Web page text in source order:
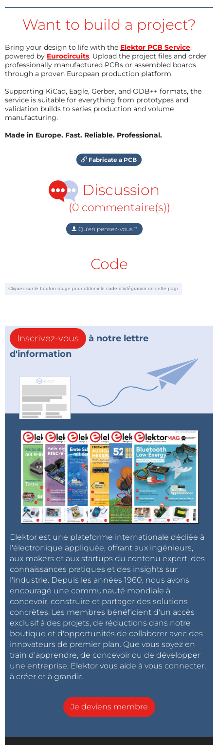
Want to build a project?
Bring your design to life with the Elektor PCB Service,
powered by Eurocircuits. Upload the project files and order
professionally manufactured PCBs or assembled boards
through a proven European production platform.
Supporting KiCad, Eagle, Gerber, and ODB++ formats, the
service is suitable for everything from prototypes and
validation builds to series production and volume
manufacturing.
Made in Europe. Fast. Reliable. Professional.
Fabricate a PCB
Discussion
(0 commentaire(s))
Qu'en pensez-vous ?
Code
Inscrivez-vous
à notre lettre
d'information
Elektor est une plateforme internationale dédiée à
l'électronique appliquée, offrant aux ingénieurs,
aux makers et aux startups du contenu expert, des
connaissances pratiques et des insights sur
l'industrie. Depuis les années 1960, nous avons
encouragé une communauté mondiale à
concevoir, construire et partager des solutions
concrètes. Les membres bénéficient d'un accès
exclusif à des projets, de réductions dans notre
boutique et d'opportunités de collaborer avec des
innovateurs de premier plan. Que vous soyez en
train d'apprendre, de concevoir ou de développer
une entreprise, Elektor vous aide à vous connecter,
à créer et à grandir.
Je deviens membre